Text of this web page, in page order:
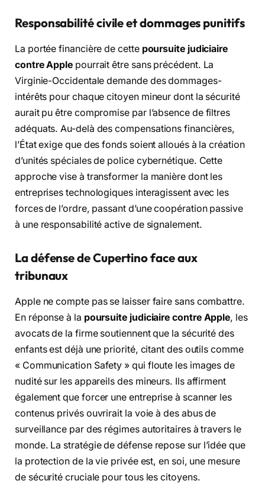
Responsabilité civile et dommages punitifs
La portée financière de cette poursuite judiciaire
contre Apple pourrait être sans précédent. La
Virginie-Occidentale demande des dommages-
intérêts pour chaque citoyen mineur dont la sécurité
aurait pu être compromise par l’absence de filtres
adéquats. Au-delà des compensations financières,
l’État exige que des fonds soient alloués à la création
d’unités spéciales de police cybernétique. Cette
approche vise à transformer la manière dont les
entreprises technologiques interagissent avec les
forces de l’ordre, passant d’une coopération passive
à une responsabilité active de signalement.
La défense de Cupertino face aux
tribunaux
Apple ne compte pas se laisser faire sans combattre.
En réponse à la poursuite judiciaire contre Apple, les
avocats de la firme soutiennent que la sécurité des
enfants est déjà une priorité, citant des outils comme
« Communication Safety » qui floute les images de
nudité sur les appareils des mineurs. Ils affirment
également que forcer une entreprise à scanner les
contenus privés ouvrirait la voie à des abus de
surveillance par des régimes autoritaires à travers le
monde. La stratégie de défense repose sur l’idée que
la protection de la vie privée est, en soi, une mesure
de sécurité cruciale pour tous les citoyens.